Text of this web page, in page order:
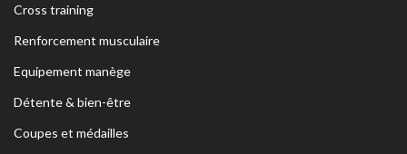
Cross training
Renforcement musculaire
Equipement manège
Détente & bien-être
Coupes et médailles